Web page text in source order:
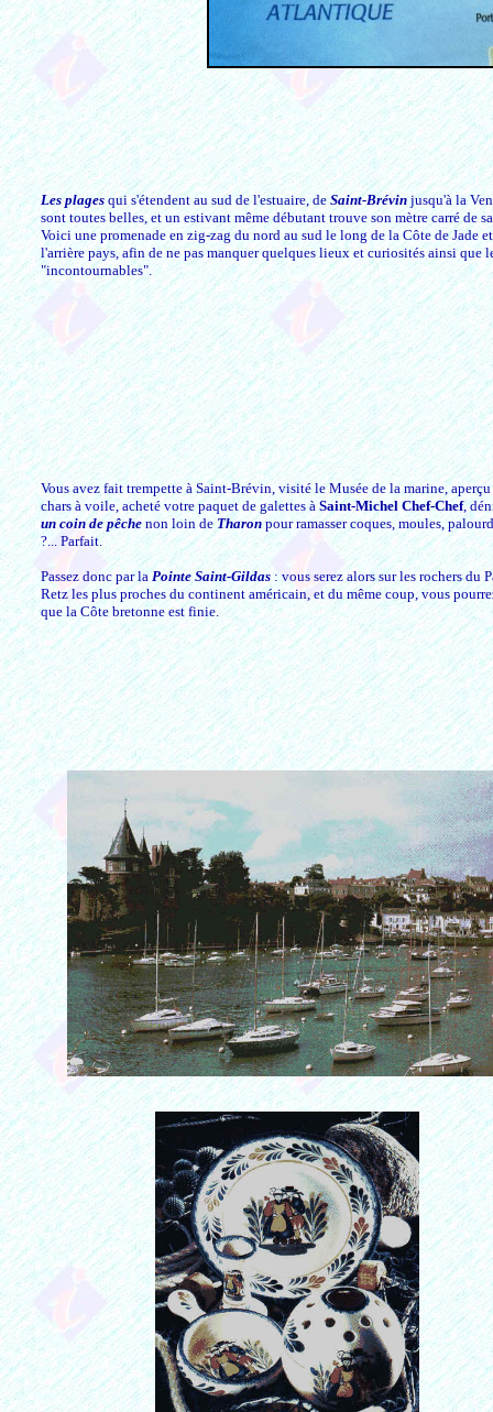
Les plagesqui s'étendent au sud de l'estuaire, de Saint-Brévinjusqu'à la
sont toutes belles, et un estivant même débutant trouve son mètre carré de
Voici une promenade en zig-zag du nord au sud le long de la Côte de Jade
l'arrière pays, afin de ne pas manquer quelques lieux et curiosités ainsi que
"incontournables".
Vous avez fait trempette à Saint-Brévin, visité le Musée de la marine, aperçu
chars à voile, acheté votre paquet de galettes à Saint-Michel Chef-Chef,
un coin de pêchenon loin de Tharonpour ramasser coques, moules,
?... Parfait.
Passez donc par laPointe Saint-Gildas: vous serez alors sur les rochers du
Retz les plus proches du continent américain, et du même coup, vous
que la Côte bretonne est finie.